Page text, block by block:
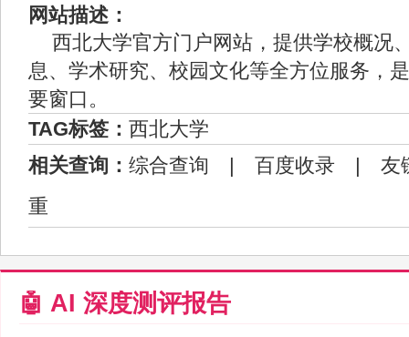
网站描述：
西北大学官方门户网站，提供学校概况
息、学术研究、校园文化等全方位服务，
要窗口。
TAG标签： 西北大学
相关查询： 综合查询 | 百度收录 | 友
重
🤖 AI 深度测评报告